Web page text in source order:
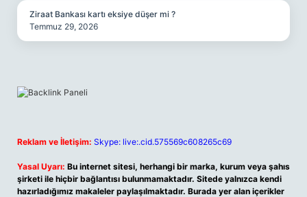
Ziraat Bankası kartı eksiye düşer mi ?
Temmuz 29, 2026
Reklam ve İletişim: Skype: live:.cid.575569c608265c69
Yasal Uyarı: Bu internet sitesi, herhangi bir marka, kurum veya şahıs
şirketi ile hiçbir bağlantısı bulunmamaktadır. Sitede yalnızca kendi
hazırladığımız makaleler paylaşılmaktadır. Burada yer alan içerikler